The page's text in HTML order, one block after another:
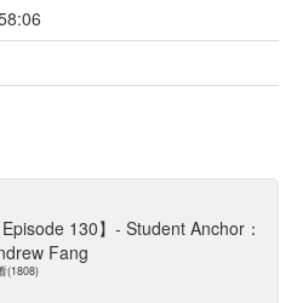
Episode 130】- Student Anchor：
Fang
(1808)